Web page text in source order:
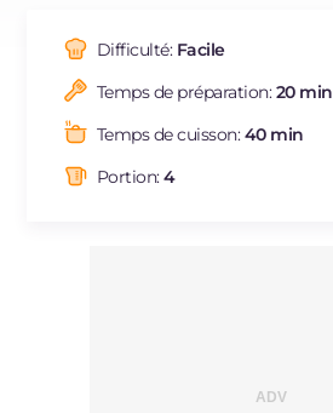
ES
NL
BR
Difficulté: Facile
Temps de préparation:20 min
Temps de cuisson:40 min
Portion:4